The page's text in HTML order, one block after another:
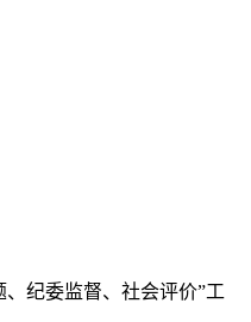
纪委监督、社会评价”工